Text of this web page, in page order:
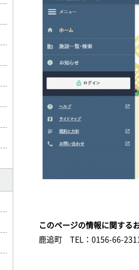
このページの情報に関する
鹿追町
TEL：0156-66-